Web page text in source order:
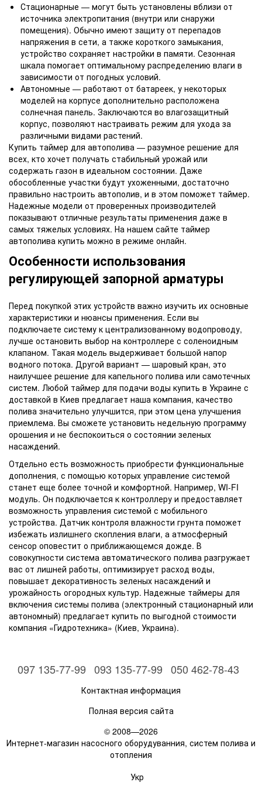
Стационарные — могут быть установлены вблизи от
источника электропитания (внутри или снаружи
помещения). Обычно имеют защиту от перепадов
напряжения в сети, а также короткого замыкания,
устройство сохраняет настройки в памяти. Сезонная
шкала помогает оптимальному распределению влаги в
зависимости от погодных условий.
Автономные — работают от батареек, у некоторых
моделей на корпусе дополнительно расположена
солнечная панель. Заключаются во влагозащитный
корпус, позволяют настраивать режим для ухода за
различными видами растений.
Купить таймер для автополива — разумное решение для
всех, кто хочет получать стабильный урожай или
содержать газон в идеальном состоянии. Даже
обособленные участки будут ухоженными, достаточно
правильно настроить автополив, и в этом поможет таймер.
Надежные модели от проверенных производителей
показывают отличные результаты применения даже в
самых тяжелых условиях. На нашем сайте таймер
автополива купить можно в режиме онлайн.
Особенности использования
регулирующей запорной арматуры
Перед покупкой этих устройств важно изучить их основные
характеристики и нюансы применения. Если вы
подключаете систему к централизованному водопроводу,
лучше остановить выбор на контроллере с соленоидным
клапаном. Такая модель выдерживает большой напор
водного потока. Другой вариант — шаровый кран, это
наилучшее решение для капельного полива или самотечных
систем. Любой таймер для подачи воды купить в Украине с
доставкой в Киев предлагает наша компания, качество
полива значительно улучшится, при этом цена улучшения
приемлема. Вы сможете установить недельную программу
орошения и не беспокоиться о состоянии зеленых
насаждений.
Отдельно есть возможность приобрести функциональные
дополнения, с помощью которых управление системой
станет еще более точной и комфортной. Например, WI-FI
модуль. Он подключается к контроллеру и предоставляет
возможность управления системой с мобильного
устройства. Датчик контроля влажности грунта поможет
избежать излишнего скопления влаги, а атмосферный
сенсор оповестит о приближающемся дожде. В
совокупности система автоматического полива разгружает
вас от лишней работы, оптимизирует расход воды,
повышает декоративность зеленых насаждений и
урожайность огородных культур. Надежные таймеры для
включения системы полива (электронный стационарный или
автономный) предлагает купить по выгодной стоимости
компания «Гидротехника» (Киев, Украина).
097 135-77-99 093 135-77-99 050 462-78-43
Контактная информация
Полная версия сайта
© 2008—2026
Интернет-магазин насосного оборудуванния, систем полива и
отопления
Укр